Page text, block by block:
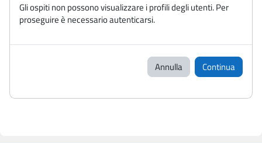
Gli ospiti non possono visualizzare i profili degli utenti. Per
proseguire è necessario autenticarsi.
Annulla Continua